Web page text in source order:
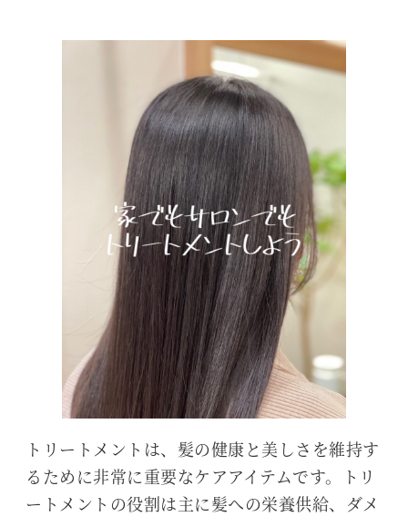
トリートメントは、髪の健康と美しさを維持す
るために非常に重要なケアアイテムです。トリ
ートメントの役割は主に髪への栄養供給、ダメ